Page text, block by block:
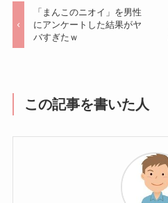
「まんこのニオイ」を男性
にアンケートした結果がヤ
バすぎたｗ
この記事を書いた人